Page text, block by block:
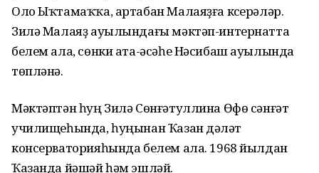
Оло Ыҡтамаҡҡа, артабан Малаяҙға күсерәләр.
Зилә Малаяҙ ауылындағы мәктәп-интернатта
белем ала, сөнки ата-әсәһе Нәсибаш ауылында
төпләнә.
Мәктәптән һуң Зилә Сөнғәтуллина Өфө сәнғәт
училищеһында, һуңынан Ҡазан дәүләт
консерваторияһында белем ала. 1968 йылдан
Ҡазанда йәшәй һәм эшләй.